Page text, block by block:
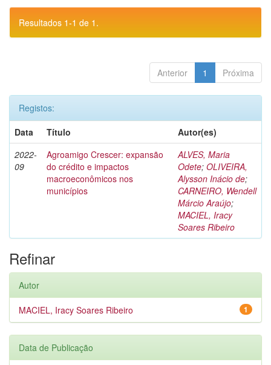
Resultados 1-1 de 1.
Anterior 1 Próxima
Registos:
Data
Título
Autor(es)
2022-
09
Agroamigo Crescer: expansão
do crédito e impactos
macroeconômicos nos
municípios
ALVES, Maria
Odete; OLIVEIRA,
Alysson Inácio de;
CARNEIRO, Wendell
Márcio Araújo;
MACIEL, Iracy
Soares Ribeiro
Refinar
Autor
1
MACIEL, Iracy Soares Ribeiro
Data de Publicação